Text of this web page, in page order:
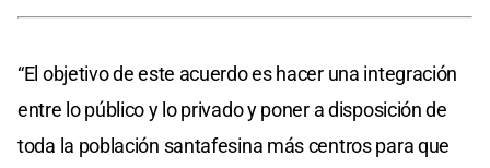
“El objetivo de este acuerdo es hacer una integración
entre lo público y lo privado y poner a disposición de
toda la población santafesina más centros para que